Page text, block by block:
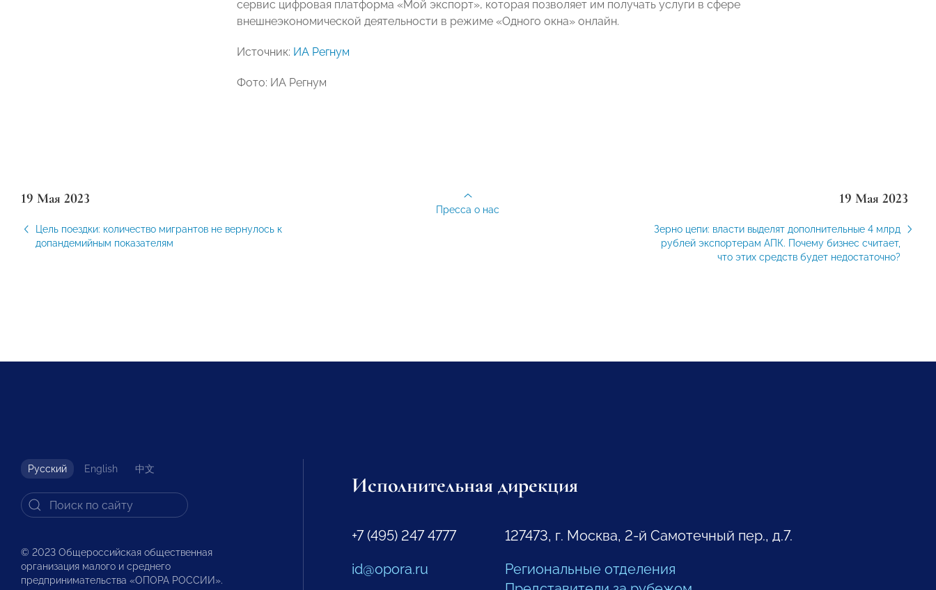
сервис цифровая платформа «Мой экспорт», которая позволяет им получать услуги в сфере
внешнеэкономической деятельности в режиме «Одного окна» онлайн.
Источник: ИА Регнум
Фото: ИА Регнум
19 Мая 2023
Цель поездки: количество мигрантов не вернулось к
допандемийным показателям
19 Мая 2023
Зерно цепи: власти выделят дополнительные 4 млрд
рублей экспортерам АПК. Почему бизнес считает,
что этих средств будет недостаточно?
Пресса о нас
Русский English 中文
© 2023 Общероссийская общественная
организация малого и среднего
предпринимательства «ОПОРА РОССИИ».
Исполнительная дирекция
+7 (495) 247 4777
id@opora.ru
127473, г. Москва, 2-й Самотечный пер., д.7.
Региональные отделения